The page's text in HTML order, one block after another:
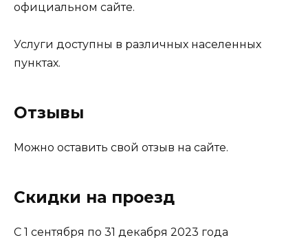
официальном сайте.
Услуги доступны в различных населенных
пунктах.
Отзывы
Можно оставить свой отзыв на сайте.
Скидки на проезд
С 1 сентября по 31 декабря 2023 года